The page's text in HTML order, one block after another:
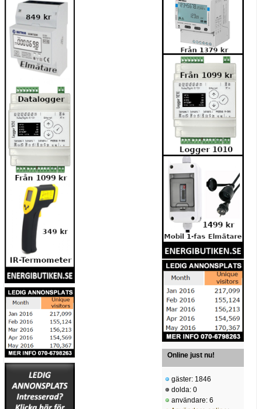
Online just nu!
gäster: 1846
dolda: 0
användare: 6